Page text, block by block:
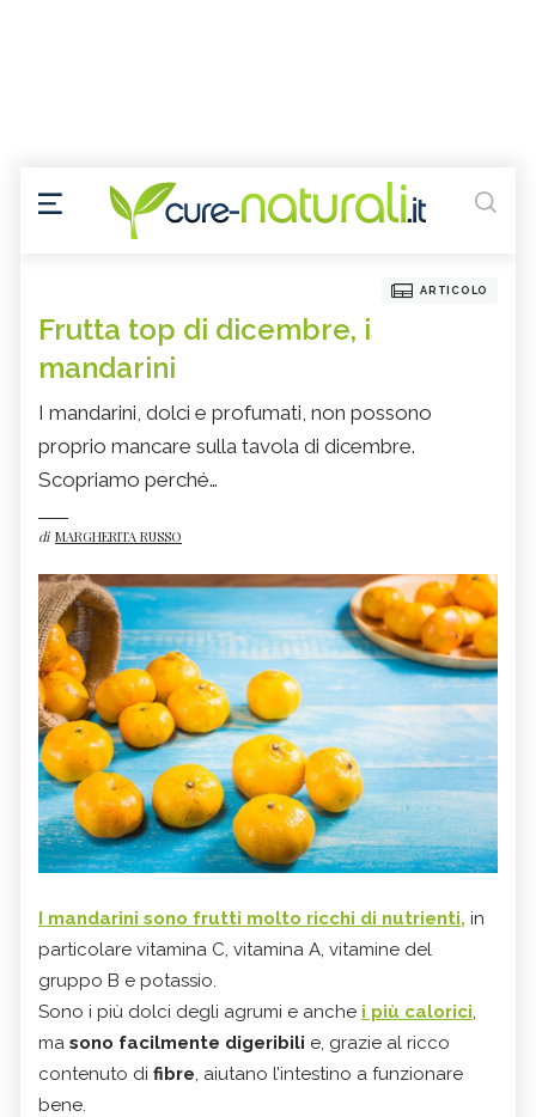
ARTICOLO
Frutta top di dicembre, i
mandarini
I mandarini, dolci e profumati, non possono
proprio mancare sulla tavola di dicembre.
Scopriamo perché…
di MARGHERITA RUSSO
I mandarini sono frutti molto ricchi di nutrienti, in
particolare vitamina C, vitamina A, vitamine del
gruppo B e potassio.
Sono i più dolci degli agrumi e anche i più calorici,
ma sono facilmente digeribili e, grazie al ricco
contenuto di fibre, aiutano l’intestino a funzionare
bene.